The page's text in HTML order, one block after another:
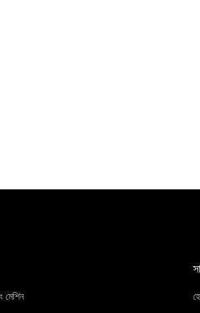
মেশিন